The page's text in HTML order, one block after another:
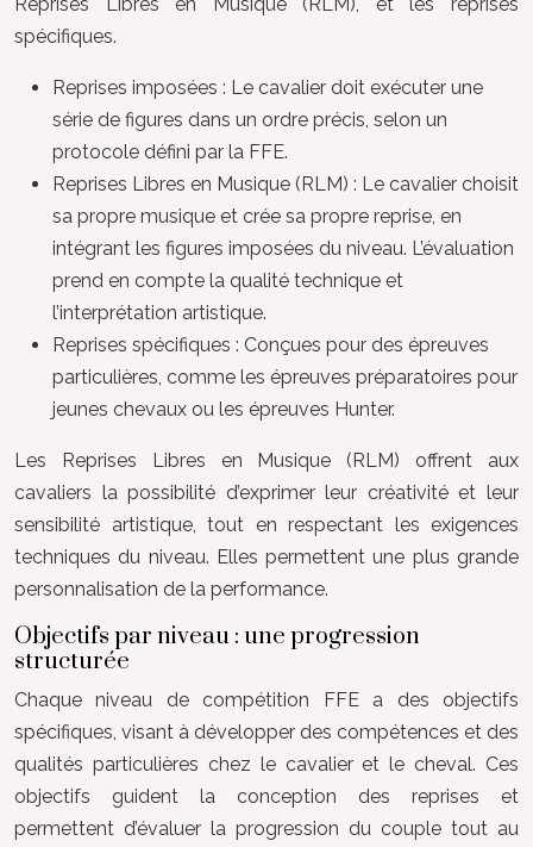
spécifiques.
Reprises imposées : Le cavalier doit exécuter une
série de figures dans un ordre précis, selon un
protocole défini par la FFE.
Reprises Libres en Musique (RLM) : Le cavalier choisit
sa propre musique et crée sa propre reprise, en
intégrant les figures imposées du niveau. L’évaluation
prend en compte la qualité technique et
l’interprétation artistique.
Reprises spécifiques : Conçues pour des épreuves
particulières, comme les épreuves préparatoires pour
jeunes chevaux ou les épreuves Hunter.
Les Reprises Libres en Musique (RLM) offrent aux
cavaliers la possibilité d’exprimer leur créativité et leur
sensibilité artistique, tout en respectant les exigences
techniques du niveau. Elles permettent une plus grande
personnalisation de la performance.
Objectifs par niveau : une progression
structurée
Chaque niveau de compétition FFE a des objectifs
spécifiques, visant à développer des compétences et des
qualités particulières chez le cavalier et le cheval. Ces
objectifs guident la conception des reprises et
permettent d’évaluer la progression du couple tout au